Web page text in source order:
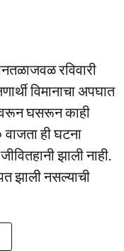
रविवारी
विमानाचा अपघात
घसरून काही
ही घटना
झाली नाही.
झाली नसल्याची